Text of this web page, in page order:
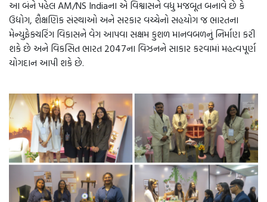
આ બંને પહેલ AM/NS Indiaના એ વિશ્વાસને વધુ મજબૂત બનાવે છે કે
ઉદ્યોગ, શૈક્ષણિક સંસ્થાઓ અને સરકાર વચ્ચેનો સહયોગ જ ભારતના
મેન્યુફેક્ચરિંગ વિકાસને વેગ આપવા સક્ષમ કુશળ માનવબળનું નિર્માણ કરી
શકે છે અને વિકસિત ભારત 2047ના વિઝનને સાકાર કરવામાં મહત્વપૂર્ણ
યોગદાન આપી શકે છે.